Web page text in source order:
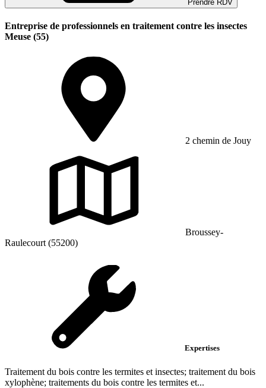
Prendre RDV
Entreprise de professionnels en traitement contre les insectes
Meuse (55)
2 chemin de Jouy
Broussey-
Raulecourt (55200)
Expertises
Traitement du bois contre les termites et insectes; traitement du bois
xylophène; traitements du bois contre les termites et...